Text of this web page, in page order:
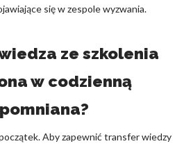
się w zespole wyzwania.
ze szkolenia
w codzienną
Aby zapewnić transfer wiedzy